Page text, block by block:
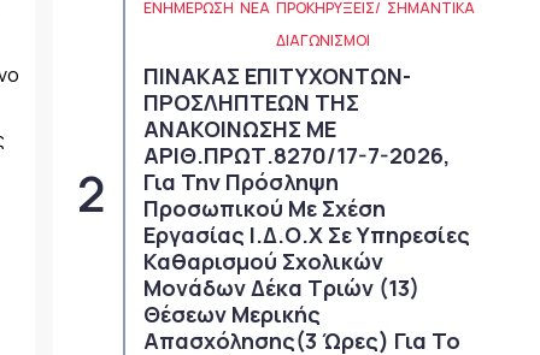
ΕΝΗΜΕΡΩΣΗ ΝΈΑ ΠΡΟΚΗΡΎΞΕΙΣ/
ΔΙΑΓΩΝΙΣΜΟΊ
ΣΗΜΑΝΤΙΚΆ
ΠΙΝΑΚΑΣ ΕΠΙΤΥΧΟΝΤΩΝ-
ΠΡΟΣΛΗΠΤΕΩΝ ΤΗΣ
ΑΝΑΚΟΙΝΩΣΗΣ ΜΕ
ΑΡΙΘ.ΠΡΩΤ.8270/17-7-2026,
Για Την Πρόσληψη
Προσωπικού Με Σχέση
Εργασίας Ι.Δ.Ο.Χ Σε Υπηρεσίες
Καθαρισμού Σχολικών
Μονάδων Δέκα Τριών (13)
Θέσεων Μερικής
Απασχόλησης(3 Ώρες) Για Το